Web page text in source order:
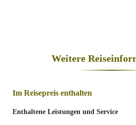
Weitere
Im Reisepreis enthalten
Enthaltene Leistungen und Service